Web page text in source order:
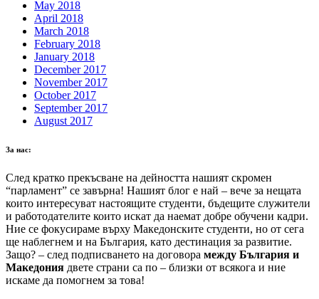
May 2018
April 2018
March 2018
February 2018
January 2018
December 2017
November 2017
October 2017
September 2017
August 2017
За нас:
След кратко прекъсване на дейността нашият скромен
“парламент” се завърна! Нашият блог е най – вече за нещата
които интересуват настоящите студенти, бъдещите служители
и работодателите които искат да наемат добре обучени кадри.
Ние се фокусираме върху Македонските студенти, но от сега
ще наблегнем и на България, като дестинация за развитие.
Защо? – след подписването на договора между България и
Македония двете страни са по – близки от всякога и ние
искаме да помогнем за това!